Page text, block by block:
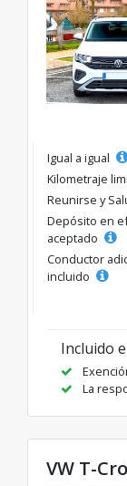
Igual a igual
Kilometraje
Reunirse y
Depósito en
aceptado
Conductor
incluido
Incluido
La
VW T-